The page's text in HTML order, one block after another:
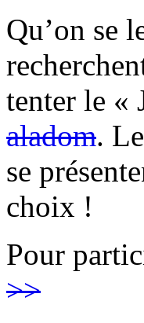
Qu’on se
tenter le «
aladom.
se
choix !
Pour
>>